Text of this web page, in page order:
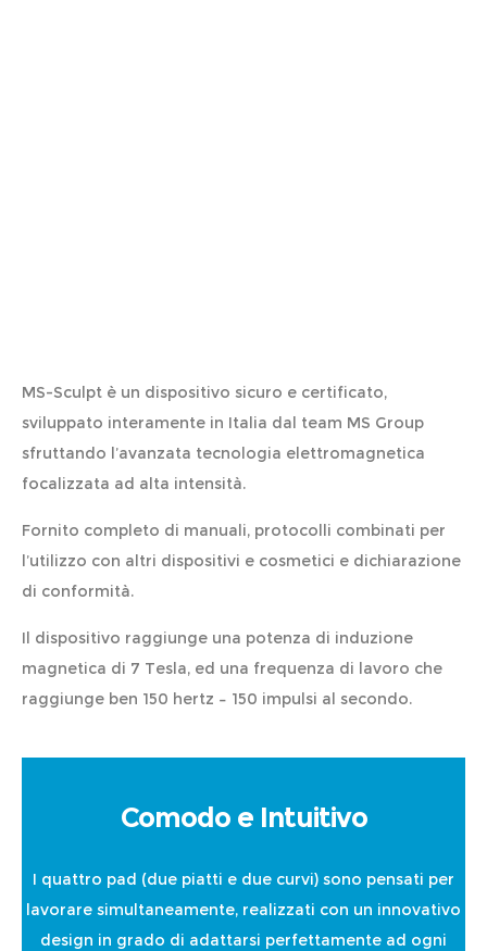
MS-Sculpt è un dispositivo sicuro e certificato,
sviluppato interamente in Italia dal team MS Group
sfruttando l’avanzata tecnologia elettromagnetica
focalizzata ad alta intensità.
Fornito completo di manuali, protocolli combinati per
l’utilizzo con altri dispositivi e cosmetici e dichiarazione
di conformità.
Il dispositivo raggiunge una potenza di induzione
magnetica di 7 Tesla, ed una frequenza di lavoro che
raggiunge ben 150 hertz – 150 impulsi al secondo.
Comodo e Intuitivo
I quattro pad (due piatti e due curvi) sono pensati per
lavorare simultaneamente, realizzati con un innovativo
design in grado di adattarsi perfettamente ad ogni